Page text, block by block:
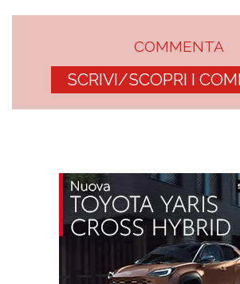
COMMENTA
SCRIVI/SCOPRI I